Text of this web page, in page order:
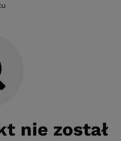
nie został